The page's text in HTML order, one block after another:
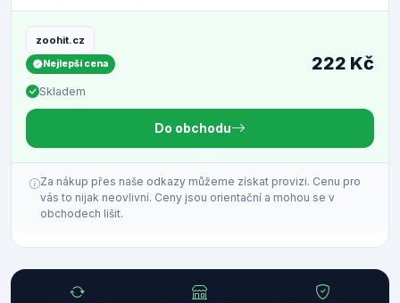
zoohit.cz
Nejlepší cena
Skladem
222 Kč
Do obchodu
Za nákup přes naše odkazy můžeme získat provizi. Cenu pro
vás to nijak neovlivní. Ceny jsou orientační a mohou se v
obchodech lišit.